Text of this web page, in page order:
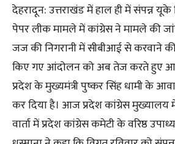
देहरादून: उत्तराखंड में हाल ही में संपन्न यूके
पेपर लीक मामले में कांग्रेस ने मामले की
जज की निगरानी में सीबीआई से करवाने
किए गए आंदोलन को अब तेज करते हुए
प्रदेश के मुख्यमंत्री पुष्कर सिंह धामी के
कर दिया है। आज प्रदेश कांग्रेस मुख्यालय
वार्ता में प्रदेश कांग्रेस कमेटी के वरिष्ठ